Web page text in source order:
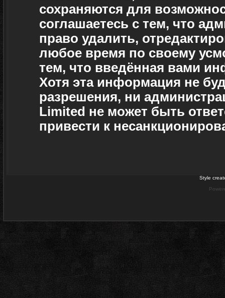
сохраняются для
соглашаетесь с тем, что
право удалить,
любое время по своему
тем, что введённая вами
Хотя эта информация не
разрешения, ни
Limited не может быть
привести к
Style